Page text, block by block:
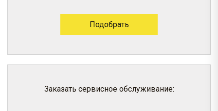
Подобрать
Заказать сервисное обслуживание: